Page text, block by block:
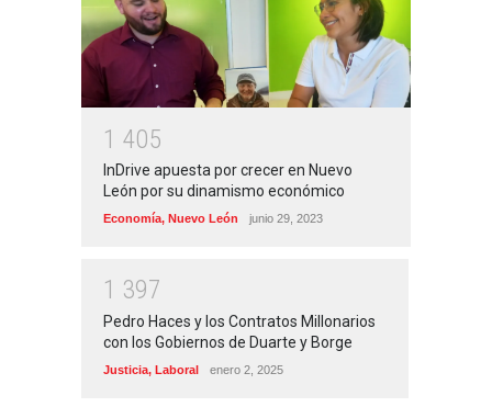
1 405
InDrive apuesta por crecer en Nuevo
León por su dinamismo económico
Economía, Nuevo León junio 29, 2023
1 397
Pedro Haces y los Contratos Millonarios
con los Gobiernos de Duarte y Borge
Justicia, Laboral enero 2, 2025